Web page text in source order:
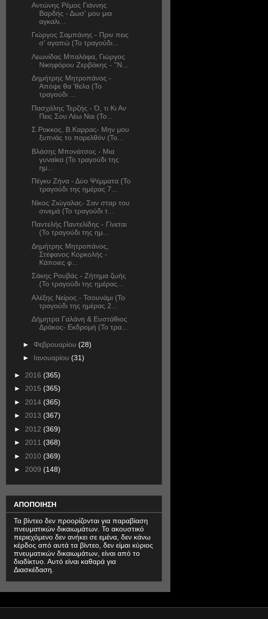
Αντώνης Ρέμος Γιάννης
Βαρδής - Δωσ' μου μια
αγκαλι...
Γιώργος Σαμπάνης - Πριν πεις
σ' αγαπώ (Το τραγούδι...
Λεωνίδας Μπαλάφα, Γιώργος
Νικηφόρου Ζερβάκης - ''Ν...
Δημήτρης Μητροπάνος -
Απόψε θα 'θελα (Το
τραγούδι ...
Πασχάλης Τερζής - Ό, τι Κι Αν
Πεις Σου Λέω Ναι (Το...
Σ.Ροκκος, B.Καρρας- Μην μου
ξυπνάς το παρελθόν (Το...
Βλάσης Μπονάτσος - Μια
γυναίκα (Το τραγούδι της
ημ...
Πέγκυ Ζήνα - Δύο Ψέμματα (Το
τραγούδι της ημέρας 7...
Νίκος Ζιώγαλας- Σαν σταρ του
σινεμά (Το τραγούδι τ...
Παντελής Παντελίδης - Γίνεται
(Το τραγούδι της ημ...
Δημήτρης Μητροπάνος,
Στέφανος Κορκολής -
Κάποιες φ...
Σάκης Ρουβάς - Ζήτημα ζωής
(Το τραγούδι της ημέρας...
Αλέξης Νείρος - Τσουνάμι (Το
τραγούδι της ημέρας 2...
Δήμητρα Γαλάνη & Ευστάθιος
Δράκος- Εκδρομή (Το τρα...
► Φεβρουαρίου (28)
► Ιανουαρίου (31)
► 2016 (365)
► 2015 (365)
► 2014 (365)
► 2013 (367)
► 2012 (369)
► 2011 (368)
► 2010 (369)
► 2009 (148)
ΑΠΟΠΟΙΗΣΗ
Τα βίντεο δεν προορίζονται για παραβίαση
πνευματικών δικαιωμάτων. Το ακουστικό
περιεχόμενο δεν ανήκει σε εμένα, δεν κάνω
κέρδος από αυτά τα βίντεο, δεν είμαι κύριος
πνευματικών δικαιωμάτων, είναι από το
διαδίκτυο. Αυτό είναι καθαρά για
Διασκέδαση.